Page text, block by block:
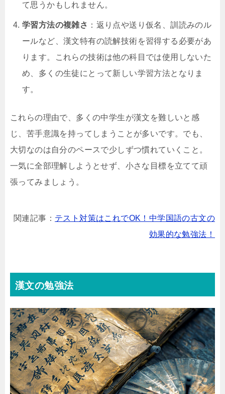
て思うかもしれません。
学習方法の複雑さ ：返り点や送り仮名、訓読みのル
ールなど、漢文特有の読解技術を習得する必要があ
ります。これらの技術は他の科目では使用しないた
め、多くの生徒にとって新しい学習方法となりま
す。
これらの理由で、多くの中学生が漢文を難しいと感
じ、苦手意識を持ってしまうことが多いです。でも、
大切なのは自分のペースで少しずつ慣れていくこと。
一気に全部理解しようとせず、小さな目標を立てて頑
張ってみましょう。
関連記事： テスト対策はこれでOK！中学国語の古文の
効果的な勉強法！
漢文の勉強法